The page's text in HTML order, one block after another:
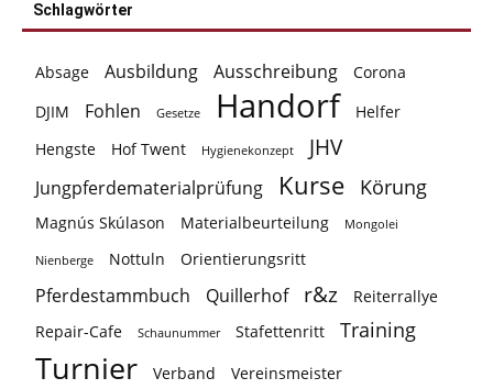
Schlagwörter
Absage Ausbildung Ausschreibung
Corona
DJIM
Fohlen Gesetze Handorf
Helfer
Hengste
Hof Twent Hygienekonzept JHV
Jungpferdematerialprüfung Kurse Körung
Magnús Skúlason Materialbeurteilung Mongolei
Nienberge Nottuln Orientierungsritt
Pferdestammbuch Quillerhof r&z
Reiterrallye
Repair-Cafe
Schaunummer Stafettenritt Training
Turnier Verband Vereinsmeister